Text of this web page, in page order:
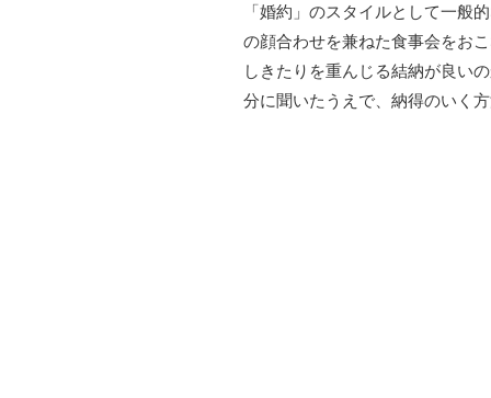
「婚約」のスタイルとして一般
の顔合わせを兼ねた食事会をお
しきたりを重んじる結納が良い
分に聞いたうえで、納得のいく方